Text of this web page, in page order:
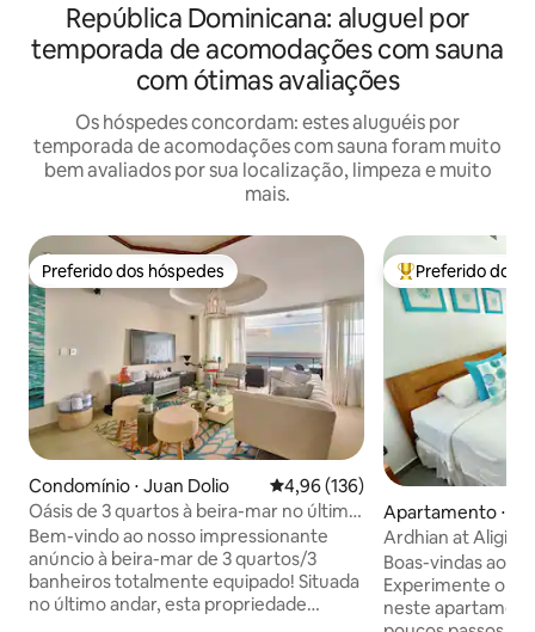
República Dominicana: aluguel por
temporada de acomodações com sauna
com ótimas avaliações
Os hóspedes concordam: estes aluguéis por
temporada de acomodações com sauna foram muito
bem avaliados por sua localização, limpeza e muito
mais.
Preferido dos hóspedes
Preferido dos hóspedes
Condomínio ⋅ Juan Dolio 4,96 de uma avaliação média de
4,96 (136)
Oásis de 3 quartos à beira-mar no último
andar com vistas deslumbrantes
Bem-vindo ao nosso impressionante
anúncio à beira-mar de 3 quartos/3
banheiros totalmente equipado! Situada
no último andar, esta propriedade
Entre os
Preferido dos
Apartamento ⋅
Ardhian at Aligio
Boas-vindas ao
Experimente o
neste